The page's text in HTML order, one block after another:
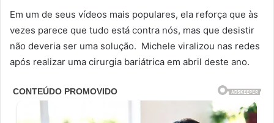
Em um de seus vídeos mais populares, ela reforça que às
vezes parece que tudo está contra nós, mas que desistir
não deveria ser uma solução. Michele viralizou nas redes
após realizar uma cirurgia bariátrica em abril deste ano.